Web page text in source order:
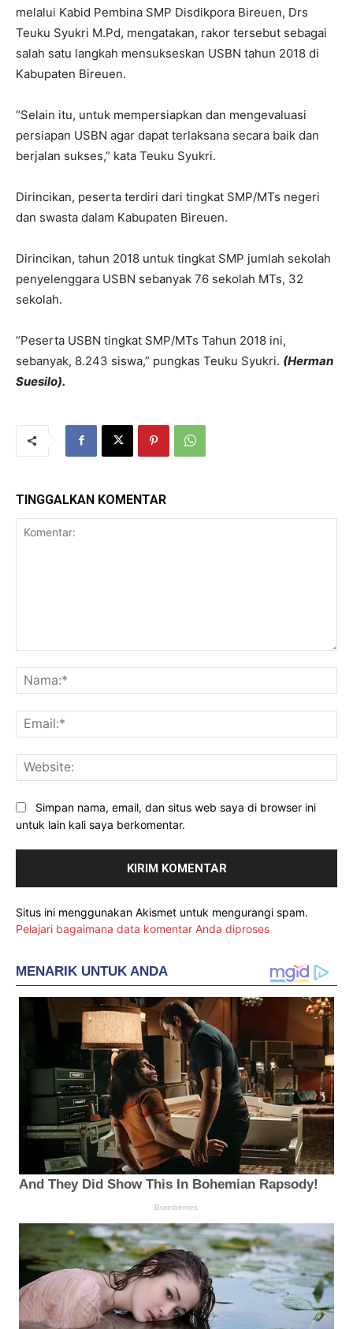
melalui Kabid Pembina SMP Disdikpora Bireuen, Drs
Teuku Syukri M.Pd, mengatakan, rakor tersebut sebagai
salah satu langkah mensukseskan USBN tahun 2018 di
Kabupaten Bireuen.
“Selain itu, untuk mempersiapkan dan mengevaluasi
persiapan USBN agar dapat terlaksana secara baik dan
berjalan sukses,” kata Teuku Syukri.
Dirincikan, peserta terdiri dari tingkat SMP/MTs negeri
dan swasta dalam Kabupaten Bireuen.
Dirincikan, tahun 2018 untuk tingkat SMP jumlah sekolah
penyelenggara USBN sebanyak 76 sekolah MTs, 32
sekolah.
“Peserta USBN tingkat SMP/MTs Tahun 2018 ini,
sebanyak, 8.243 siswa,” pungkas Teuku Syukri. (Herman
Suesilo).
TINGGALKAN KOMENTAR
Simpan nama, email, dan situs web saya di browser ini
untuk lain kali saya berkomentar.
Situs ini menggunakan Akismet untuk mengurangi spam.
Pelajari bagaimana data komentar Anda diproses